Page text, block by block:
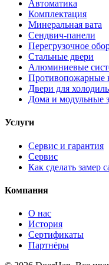
Автоматика
Комплектация
Минеральная вата
Сендвич-панели
Перегрузочное
Стальные двери
Алюминиевые
Противопожарные
Двери для
Дома и модульные
Услуги
Сервис и гарантия
Сервис
Как сделать замер
Компания
О нас
История
Сертификаты
Партнёры